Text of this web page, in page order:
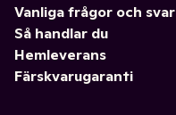
Vanliga frågor och svar
Så handlar du
Hemleverans
Färskvarugaranti